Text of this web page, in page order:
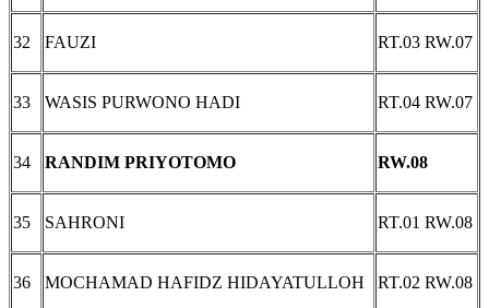
32 FAUZI RT.03 RW.07
33 WASIS PURWONO HADI RT.04 RW.07
34 RANDIM PRIYOTOMO RW.08
35 SAHRONI RT.01 RW.08
36 MOCHAMAD HAFIDZ HIDAYATULLOH RT.02 RW.08